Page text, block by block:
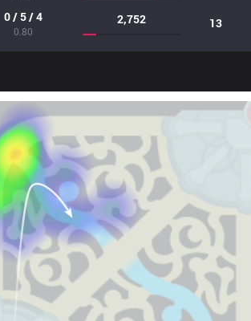
0 / 5 / 4
0.80
2,752 13